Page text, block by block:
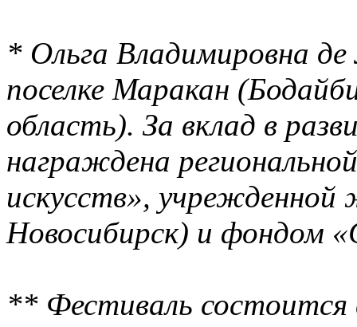
* Ольга Владимировна де
поселке Маракан
область). За вклад в
награждена
искусств», учрежденной
Новосибирск) и фондом
** Фестиваль состоится